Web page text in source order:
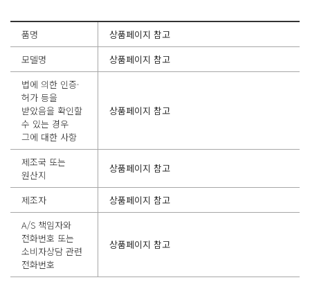
품명
상품페이지 참고
모델명
상품페이지 참고
법에 의한 인증·
허가 등을
받았음을 확인할
수 있는 경우
그에 대한 사항
상품페이지 참고
제조국 또는
원산지
상품페이지 참고
제조자
상품페이지 참고
A/S 책임자와
전화번호 또는
소비자상담 관련
전화번호
상품페이지 참고